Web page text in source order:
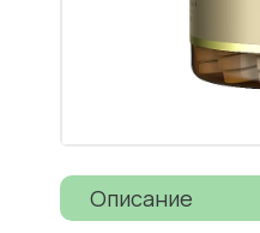
Описание